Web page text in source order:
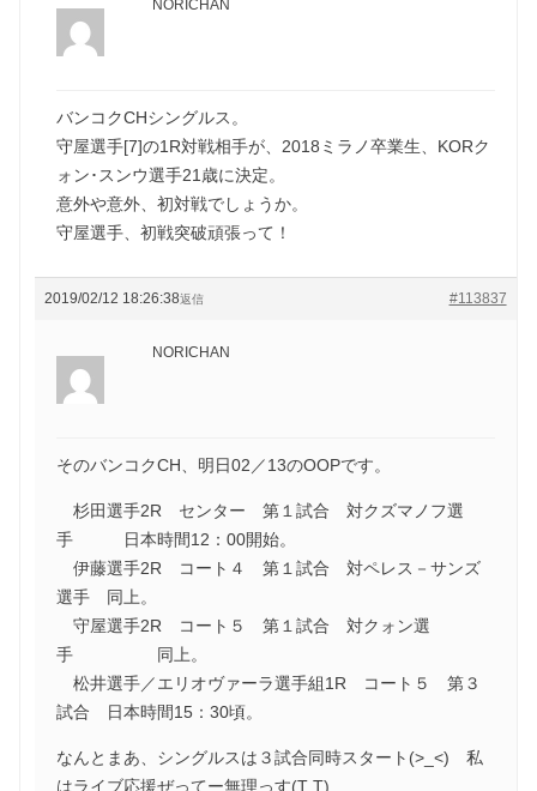
NORICHAN
バンコクCHシングルス。
守屋選手[7]の1R対戦相手が、2018ミラノ卒業生、KORク
ォン･スンウ選手21歳に決定。
意外や意外、初対戦でしょうか。
守屋選手、初戦突破頑張って！
2019/02/12 18:26:38 #113837
返信
NORICHAN
そのバンコクCH、明日02／13のOOPです。
杉田選手2R センター 第１試合 対クズマノフ選
手 日本時間12：00開始。
伊藤選手2R コート４ 第１試合 対ペレス－サンズ
選手 同上。
守屋選手2R コート５ 第１試合 対クォン選
手 同上。
松井選手／エリオヴァーラ選手組1R コート５ 第３
試合 日本時間15：30頃。
なんとまあ、シングルスは３試合同時スタート(>_<) 私
はライブ応援ぜってー無理っす(T T)